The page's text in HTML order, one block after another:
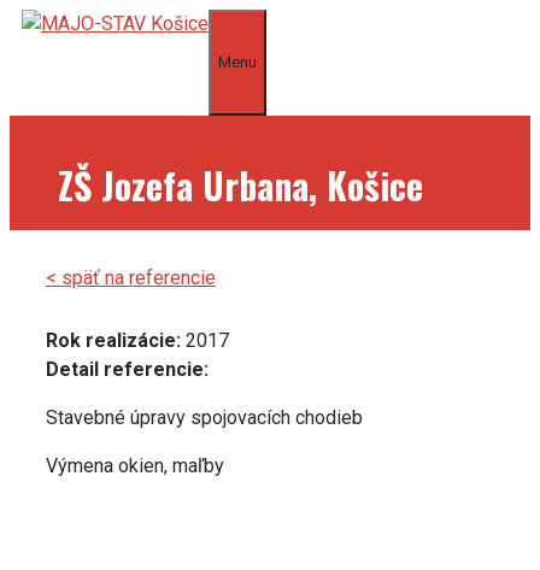
Preskočiť
Menu
ZŠ Jozefa Urbana, Košice
< späť na referencie
Rok realizácie: 2017
Detail referencie:
Stavebné úpravy spojovacích chodieb
Výmena okien, maľby